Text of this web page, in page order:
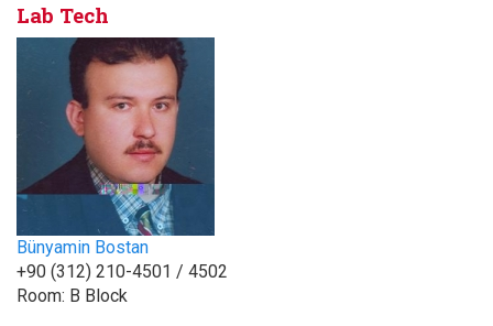
Lab Tech
Bünyamin Bostan
+90 (312) 210-4501 / 4502
Room: B Block